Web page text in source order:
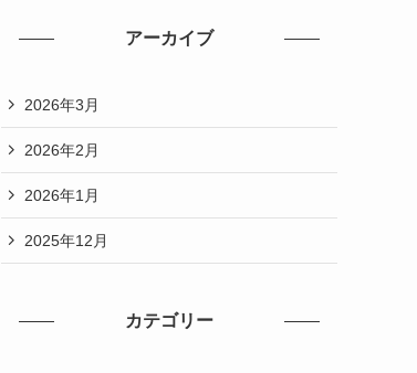
アーカイブ
2026年3月
2026年2月
2026年1月
2025年12月
カテゴリー